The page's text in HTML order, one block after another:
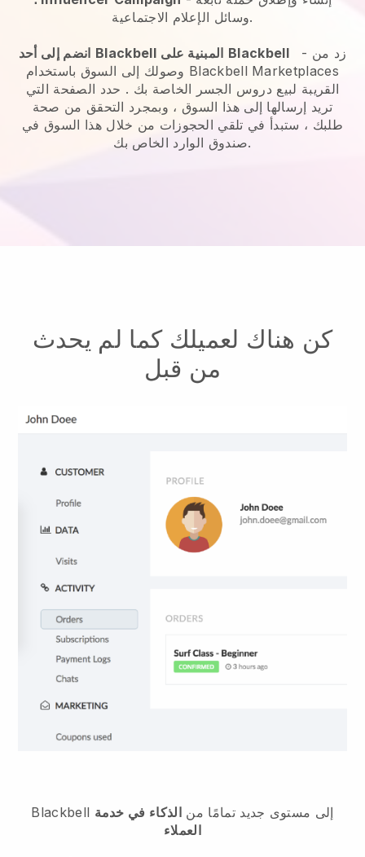
وسائل الإعلام الاجتماعية.
انضم إلى أحد Blackbell المبنية على Blackbell - زد من
وصولك إلى السوق باستخدام Blackbell Marketplaces
القريبة لبيع دروس الجسر الخاصة بك . حدد الصفحة التي
تريد إرسالها إلى هذا السوق ، وبمجرد التحقق من صحة
طلبك ، ستبدأ في تلقي الحجوزات من خلال هذا السوق في
صندوق الوارد الخاص بك.
كن هناك لعميلك كما لم يحدث
من قبل
Blackbell إلى مستوى جديد تمامًا من الذكاء في خدمة
العملاء